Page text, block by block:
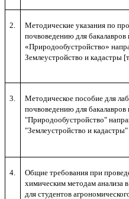
2.
Методические указания по
почвоведению для бакалавров
«Природообустройство»
Землеустройство и кадастры
3.
Методическое пособие для
почвоведению для бакалавров
"Природообустройство"
"Землеустройство и кадастры"
4.
Общие требования при
химическим методам анализа
для студентов